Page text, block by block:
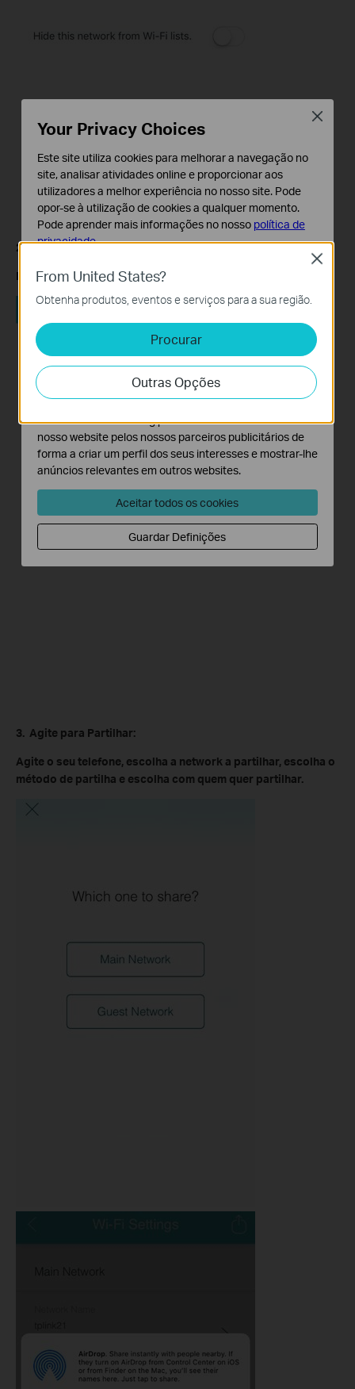
2. Rede Guest (se usada):
Mude oSSIDePassword, premindo de seguida em “Gravar”.
3. Agite para Partilhar:
Agite o seu telefone, escolha a network a partilhar, escolha o
método de partilha e escolha com quem quer partilhar.
From United States?
Obtenha produtos, eventos e serviços para a sua região.
Procurar
Outras Opções
Close
Your Privacy Choices
Este site utiliza cookies para melhorar a navegação no
site, analisar atividades online e proporcionar aos
utilizadores a melhor experiência no nosso site. Pode
opor-se à utilização de cookies a qualquer momento.
Pode aprender mais informações no nosso política de
privacidade.
Cookies Básicos
Os cookies são necessários para o funcionamento do
website e não podem ser desativados nos seus
Cookies de Análise e Marketing
Os cookies de analise permite-nos analisar as suas
atividades no nosso website para melhorar e ajustar a
funcionalidade do nosso website.
O cookies de marketing podem ser definidos através do
nosso website pelos nossos parceiros publicitários de
forma a criar um perfil dos seus interesses e mostrar-lhe
anúncios relevantes em outros websites.
Aceitar todos os cookies
Guardar Definições
Close